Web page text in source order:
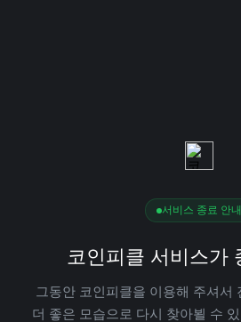
서비스 종료 안내
코인피클 서비스가
그동안 코인피클을 이용해 주셔서
더 좋은 모습으로 다시 찾아뵐 수